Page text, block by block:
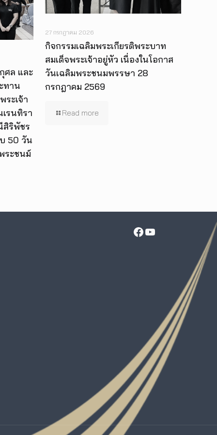
ศล และ
ทาน
ระเจ้า
รนทิรา
สิริพัชร
50 วัน
ระชนม์
27 กรกฎาคม 2026
กิจกรรมเฉลิมพระเกียรติพระบาท
สมเด็จพระเจ้าอยู่หัว เนื่องในโอกาส
วันเฉลิมพระชนมพรรษา 28
กรกฎาคม 2569
Read more
Facebook YouTube